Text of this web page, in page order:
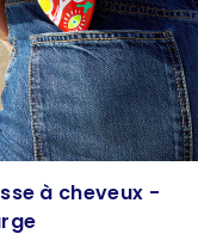
à cheveux -